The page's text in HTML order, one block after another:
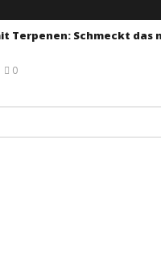
Terpenen: Schmeckt das
0